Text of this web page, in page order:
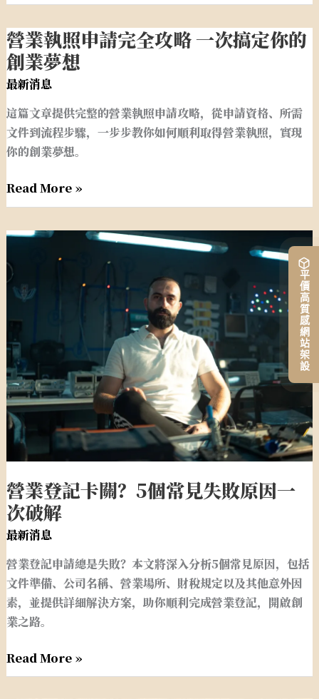
平價高質感網站架設
營業執照申請完全攻略 一次搞定你的
創業夢想
最新消息
這篇文章提供完整的營業執照申請攻略，從申請資格、所需
文件到流程步驟，一步步教你如何順利取得營業執照，實現
你的創業夢想。
營
業
執
照
申
請
完
攻
略
一
搞
定
的
創
業
夢
想
Read More »
營業登記卡關？5個常見失敗原因一
次破解
最新消息
營業登記申請總是失敗？本文將深入分析5個常見原因，包括
文件準備、公司名稱、營業場所、財稅規定以及其他意外因
素，並提供詳細解決方案，助你順利完成營業登記，開啟創
業之路。
營
業
登
記
關？
5
個
常
見
失
因
一
次
解
Read More »